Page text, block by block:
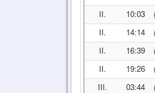
II.
10:03
II.
14:14
II.
16:39
II.
19:26
III.
03:44